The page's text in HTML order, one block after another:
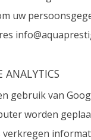
uw
ANALYTICS
gebruik van
worden
verkregen